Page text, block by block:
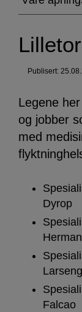
Publisert:
Legene
og jobber
med
Dyrop
Larseng
Falcao